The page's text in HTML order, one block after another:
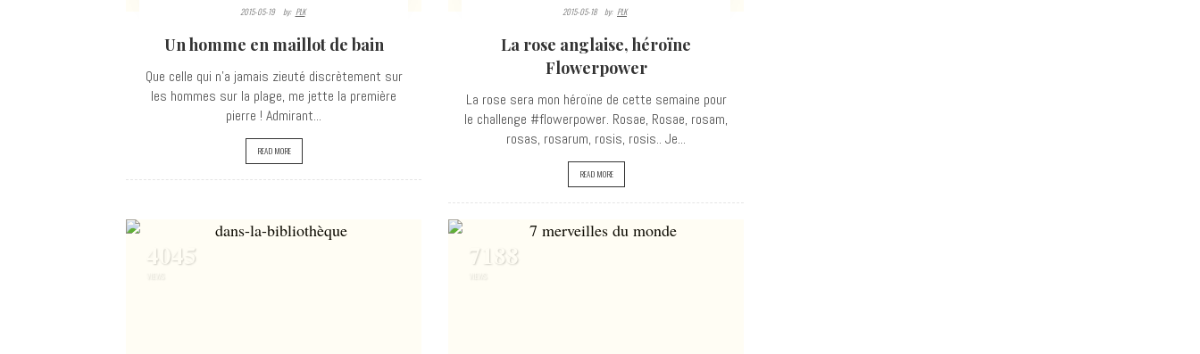
2015-05-19 By: PLK
Un homme en maillot de bain
Que celle qui n'a jamais zieuté discrètement sur
les hommes sur la plage, me jette la première
pierre ! Admirant...
READ MORE
2015-05-18 By: PLK
La rose anglaise, héroïne
Flowerpower
La rose sera mon héroïne de cette semaine pour
le challenge #flowerpower. Rosae, Rosae, rosam,
rosas, rosarum, rosis, rosis.. Je...
READ MORE
4045 7188